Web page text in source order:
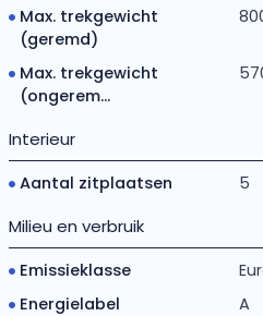
Max. trekgewicht
(geremd)
Max. trekgewicht
(ongerem...
Interieur
Aantal zitplaatsen 5
Milieu en verbruik
Emissieklasse
Energielabel
A